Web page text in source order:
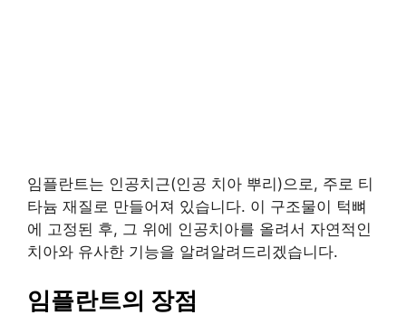
임플란트는 인공치근(인공 치아 뿌리)으로, 주로 티
타늄 재질로 만들어져 있습니다. 이 구조물이 턱뼈
에 고정된 후, 그 위에 인공치아를 올려서 자연적인
치아와 유사한 기능을 알려알려드리겠습니다.
임플란트의 장점